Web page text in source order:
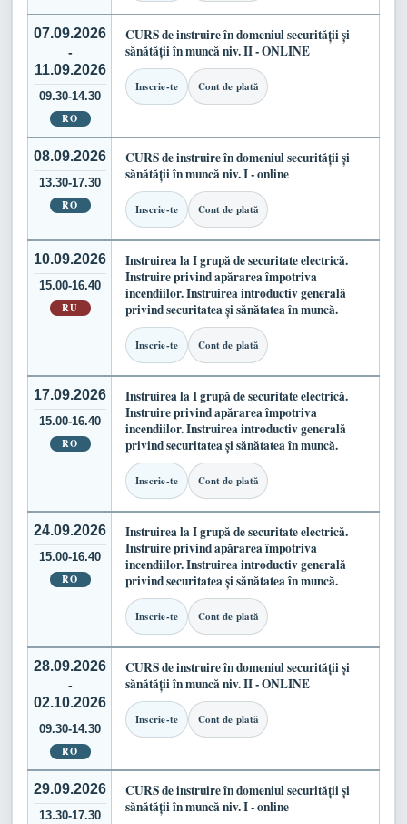
07.09.2026
-
11.09.2026
09.30-14.30
RO
CURS de instruire în domeniul securității și
sănătății în muncă niv. II - ONLINE
Inscrie-te Cont de plată
08.09.2026
13.30-17.30
RO
CURS de instruire în domeniul securității și
sănătății în muncă niv. I - online
Inscrie-te Cont de plată
10.09.2026
15.00-16.40
RU
Instruirea la I grupă de securitate electrică.
Instruire privind apărarea împotriva
incendiilor. Instruirea introductiv generală
privind securitatea și sănătatea în muncă.
Inscrie-te Cont de plată
17.09.2026
15.00-16.40
RO
Instruirea la I grupă de securitate electrică.
Instruire privind apărarea împotriva
incendiilor. Instruirea introductiv generală
privind securitatea și sănătatea în muncă.
Inscrie-te Cont de plată
24.09.2026
15.00-16.40
RO
Instruirea la I grupă de securitate electrică.
Instruire privind apărarea împotriva
incendiilor. Instruirea introductiv generală
privind securitatea și sănătatea în muncă.
Inscrie-te Cont de plată
28.09.2026
-
02.10.2026
09.30-14.30
RO
CURS de instruire în domeniul securității și
sănătății în muncă niv. II - ONLINE
Inscrie-te Cont de plată
29.09.2026
13.30-17.30
CURS de instruire în domeniul securității și
sănătății în muncă niv. I - online